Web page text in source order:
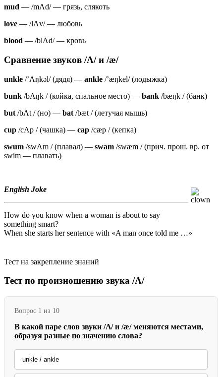
mud — /mΛd/ — грязь, слякоть
love — /lΛv/ — любовь
blood — /blΛd/ — кровь
Сравнение звуков /Λ/и /æ/
unkle /’Λŋkəl/ (дядя) — ankle /’æŋkel/ (лодыжка)
bunk /bΛŋk / (койка, спальное место) — bank /bæŋk / (банк)
but /bΛt / (но) — bat /bæt / (летучая мышь)
cup /cΛp / (чашка) — cap /cæp / (кепка)
swum /swΛm / (плавал) — swam /swæm / (прич. прош. вр. от
swim — плавать)
English Joke
How do you know when a woman is about to say
something smart?
When she starts her sentence with «A man once told me …»
Тест на закрепление знаний
Тест по произношению звука /Λ/
Вопрос 1 из 10
В какой паре слов звуки /Λ/ и /æ/ меняются местами,
образуя разные по значению слова?
unkle / ankle